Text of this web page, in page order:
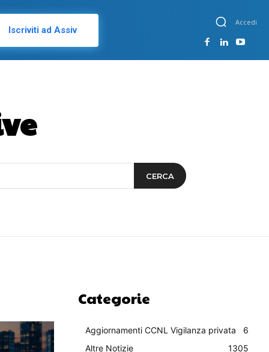
Iscriviti ad Assiv
Accedi
CERCA
Categorie
Aggiornamenti CCNL Vigilanza privata
6
Altre Notizie
1305